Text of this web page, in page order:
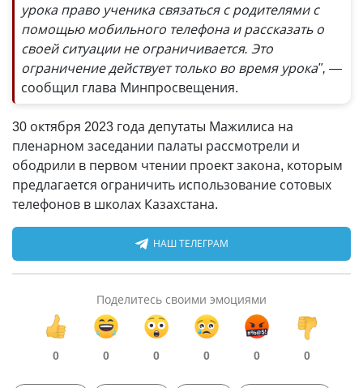
урока право ученика связаться с родителями с
помощью мобильного телефона и рассказать о
своей ситуации не ограничивается. Это
ограничение действует только во время урока", —
сообщил глава Минпросвещения.
30 октября 2023 года депутаты Мажилиса на
пленарном заседании палаты рассмотрели и
ободрили в первом чтении проект закона, которым
предлагается ограничить использование сотовых
телефонов в школах Казахстана.
НАШ ТЕЛЕГРАМ
Поделитесь своими эмоциями
0 0 0 0 0 0